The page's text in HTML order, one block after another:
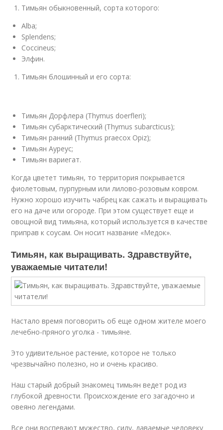
Тимьян обыкновенный, сорта которого:
Alba;
Splendens;
Coccineus;
Элфин.
Тимьян блошинный и его сорта:
Тимьян Дорфлера (Thymus doerfleri);
Тимьян субарктический (Thymus subarcticus);
Тимьян ранний (Thymus praecox Opiz);
Тимьян Ауреус;
Тимьян вариегат.
Когда цветет тимьян, то территория покрывается
фиолетовым, пурпурным или лилово-розовым ковром.
Нужно хорошо изучить чабрец как сажать и выращивать
его на даче или огороде. При этом существует еще и
овощной вид тимьяна, который используется в качестве
приправ к соусам. Он носит название «Медок».
Тимьян, как выращивать. Здравствуйте,
уважаемые читатели!
Настало время поговорить об еще одном жителе моего
лечебно-пряного уголка - тимьяне.
Это удивительное растение, которое не только
чрезвычайно полезно, но и очень красиво.
Наш старый добрый знакомец тимьян ведет род из
глубокой древности. Происхождение его загадочно и
овеяно легендами.
Все они воспевают мужество, силу, даваемые человеку